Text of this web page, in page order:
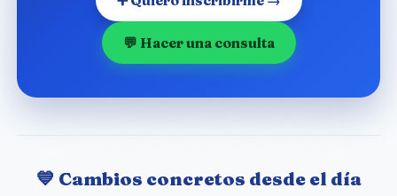
💬 Hacer una consulta
💙 Cambios concretos desde el día